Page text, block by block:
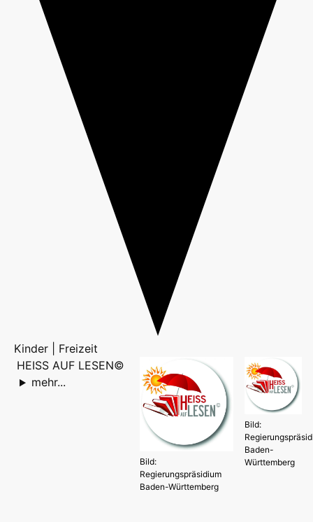
Kinder | Freizeit
Bild:
Baden-
Württemberg
Bild:
Regierungspräsidium
Baden-Württemberg
HEISS AUF LESEN©
mehr...